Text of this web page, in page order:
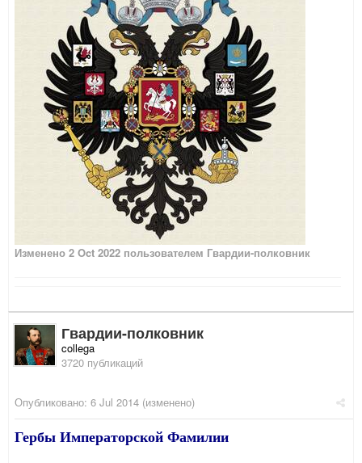
Изменено 2 Oct 2022 пользователем Гвардии-полковник
Гвардии-полковник
collega
3720 публикаций
Опубликовано: 6 Jul 2014 (изменено)
Гербы Императорской Фамилии